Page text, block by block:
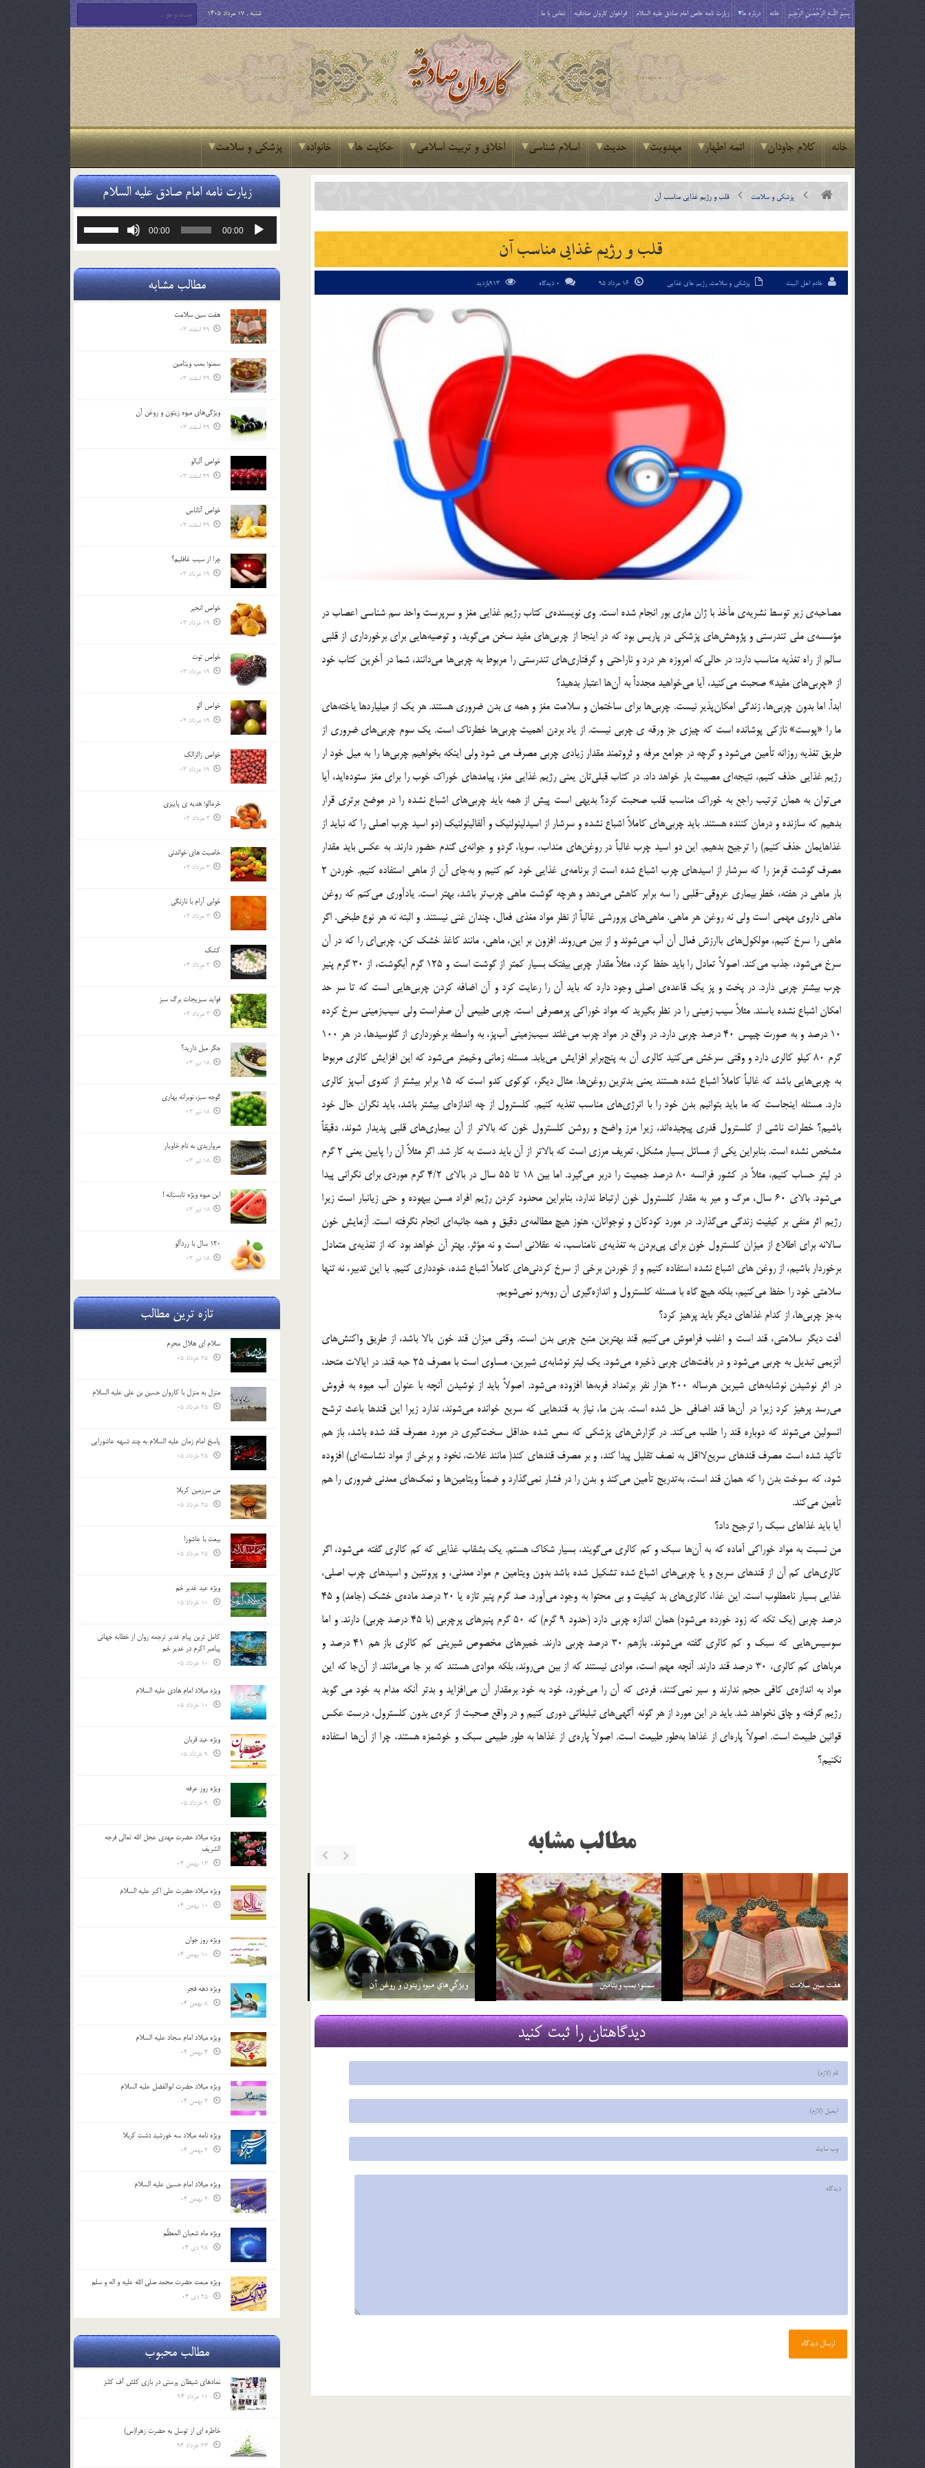
بِسْمِ اللَّـهِ الرَّحْمَـٰنِ الرَّحِيمِ خانه درباره ما زیارت نامه خاص امام صادق علیه السلام فراخوان کاروان صادقیه تماس با ما شنبه , 17 مرداد 1405
خانه کلام جاودان ائمه اطهار مهدویت حدیث اسلام شناسی اخلاق و تربیت اسلامی حکایت ها خانواده پزشکی و سلامت
پزشکی و سلامت قلب و رژیم غذایی مناسب آن
قلب و رژیم غذایی مناسب آن
خادم اهل البیت پزشکی و سلامت,رژیم های غذایی 0 دیدگاه
مصاحبه‌ی زیر توسط نشریه‌ی مأخذ با ژان ماری بور انجام شده است. وی نویسنده‌ی کتاب رژیم غذایی ‌مغز و سرپرست واحد سم شناسی اعصاب در
مؤسسه‌ی ملی تندرستی و پژوهش‌های پزشکی در پاریس بود که در اینجا از چربی‌های مفید سخن می‌گوید، و توصیه‌هایی برای برخورداری از قلبی
سالم از راه تغذیه مناسب دارد: در حالی‌که امروزه هر درد و ناراحتی و گرفتاری‌های تندرستی را مربوط به چربی‌ها می‌دانند، شما در آخرین کتاب خود
از «چربی‌های مفید» صحبت می‌کنید، آیا می‌خواهید مجدداً به آن‌ها اعتبار بدهید؟
ابداً. اما بدون چربی‌ها، زندگی امکان‌پذیر نیست. چربی‌ها برای ساختمان و سلامت مغز و همه ی بدن ضروری هستند. هر یک از میلیاردها یاخته‌های
ما را «پوست» نازکی پوشانده است که چیزی جز ورقه ی چربی نیست. از یاد بردن اهمیت چربی‌ها خطرناک است. یک سوم چربی‌های ضروری از
طریق تغذیه روزانه تأمین می‌شود و گرچه در جوامع مرفه و ثروتمند مقدار زیادی چربی مصرف می شود ولی اینکه بخواهیم چربی‌ها را به میل خود ار
رژیم غذایی حذف کنیم، نتیجه‌ای مصیبت بار خواهد داد. در کتاب قبلی‌تان یعنی رژیم غذایی مغز، پیامدهای خوراک خوب را برای مغز ستوده‌اید، آیا
می‌توان به همان ترتیب راجع به خوراک مناسب قلب صحبت کرد؟ بدیهی است پیش از همه باید چربی‌های اشباع نشده را در موضع برتری قرار
بدهیم که سازنده و درمان کننده هستند. باید چربی‌های کاملاً اشباع نشده و سرشار از اسید‌لینولنیک و آلفالینولنیک (دو اسید چرب اصلی را که نباید از
غذاهایمان حذف کنیم) را ترجیح بدهیم. این دو اسید چرب غالباً در روغن‌های منداب، سویا، گردو و جوانه‌ی گندم حضور دارند. به عکس باید مقدار
مصرف گوشت قرمز را که سرشار از اسیدهای چرب اشباع شده است از برنامه‌ی غذایی خود کم کنیم و به‌جای آن از ماهی استفاده کنیم. خوردن 2
بار ماهی در هفته، خطر بیماری عروقی-قلبی را سه برابر کاهش می‌دهد و هرچه گوشت ماهی چرب‌تر باشد، بهتر است. یادآوری می‌کنم که روغن
ماهی داروی مهمی است ولی نه روغن هر ماهی. ماهی‌های پرورشی غالباً از نظر مواد مغذی فعال، چندان غنی نیستند. و البته نه هر نوع طبخی. اگر
ماهی را سرخ کنیم، مولکول‌های باارزش فعال آن آب می‌شوند و از بین می‌روند. افزون بر این، ماهی، مانند کاغذ خشک کن، چربی‌ای را که در آن
سرخ می‌شود، جذب می‌کند. اصولاً تعادل را باید حفظ کرد، مثلاً مقدار چربی بیفتک بسیار کمتر از گوشت است و 125 گرم آبگوشت، از 30 گرم پنیر
چرب بیشتر چربی دارد. در پخت و پز یک قاعده‌ی اصلی وجود دارد که باید آن را رعایت کرد و آن اضافه کردن چربی‌هایی است که تا سر حد
امکان اشباع نشده باسند. مثلاً سیب زمینی را در نظر بگیرید که مواد خوراکی پرمصرفی است. چربی طبیعی آن صفراست ولی سیب‌زمینی سرخ کرده
10 درصد و به صورت چیپس 40 درصد چربی دارد. در واقع در مواد چرب می‌غلتد سیب‌زمینی آب‌پز، به واسطه برخورداری از گلوسیدها، در هر 100
گرم 80 کیلو کالری دارد و وقتی سرخش می‌کنید کالری آن به پنج‌برابر افزایش می‌یابد. مسئله زمانی وخیمتر می‌شود که این افزایش کالری مربوط
به چربی‌هایی باشد که غالباً کاملاً اشباع شده هستند یعنی بدترین روغن‌ها. مثال دیگر، کوکوی کدو است که 15 برابر بیشتر از کدوی آب‌پز کالری
دارد. مسئله اینجاست که ما باید بتوانیم بدن خود را با انرژی‌های مناسب تغذیه کنیم. کلسترول از چه اندازه‌ای بیشتر باشد، باید نگران حال خود
باشیم؟ خطرات ناشی از کلسترول قدری پیچیده‌اند، زیرا مرز واضح و روشن کلسترول خون که بالاتر از آن بیماری‌های قلبی پدیدار شوند، دقیقاً
مشخص نشده است. بنابراین یکی از مسائل بسیار مشکل، تعریف مرزی است که بالاتر از آن باید دست به کار شد. اگر مثلاً آن را پایین‌ یعنی 2 گرم
در لیتر حساب کنیم، مثلاً در کشور فرانسه 80 درصد جمعیت را دربر می‌گیرد. اما بین 18 تا 55 سال در بالای 4/2 گرم موردی برای نگرانی پیدا
می‌شود. بالای 60 سال، مرگ و میر به مقدار کلسترول خون ارتباط ندارد، بنابراین محدود کردن رژیم افراد مسن بیهوده و حتی زیانبار است زیرا
رژیم اثر منفی بر کیفیت زندگی می‌گذارد. در مورد کودکان و نوجوانان، هنوز هیچ مطالعه‌ی دقیق و همه جانبه‌ای انجام نگرفته است. آزمایش خون
سالانه برای اطلاع از میزان کلسترول خون برای پی‌بردن به تغذیه‌ی نامناسب، نه عقلانی است و نه مؤثر. بهتر آن خواهد بود که از تغذیه‌ی متعادل
برخوردار باشیم، از روغن های اشباع نشده استفاده کنیم و از خوردن برخی از سرخ کردنی‌های کاملاً اشباع شده، خودداری کنیم. با این تدبیر، نه تنها
سلامتی خود را حفظ می‌کنیم، بلکه هیچ گاه با مسئله کلسترول و اندازه‌گیری آن روبه‌رو نمی‌شویم.
به‌جز چربی‌ها، از کدام غذاهای دیگر باید پرهیز کرد؟
آفت دیگر سلامتی، قند است و اغلب فراموش می‌کنیم قند بهترین منبع چربی بدن است. وقتی میزان قند خون بالا باشد، از طریق واکنش‌های
آنزیمی تبدیل به چربی می‌شود و در بافت‌های چربی ذخیره می‌شود. یک لیتر نوشابه‌ی شیرین، مساوی است با مصرف 25 حبه قند. در ایالات متحد،
در اثر نوشیدن نوشابه‌های شیرین هرساله 200 هزار نفر برتعداد فربه‌ها افزوده می‌شود. اصولاً باید از نوشیدن آنچه با عنوان آب میوه به فروش
می‌رسد پرهیز کرد زیرا در آن‌ها قند اضافی حل شده است. بدن ما، نیاز به قندهایی که سریع خوانده می‌شوند، ندارد زیرا این قندها باعث ترشح
انسولین می‌شوند که دوباره قند را طلب می‌کند. در گزارش‌های پزشکی که سعی شده حداقل سخت‌گیری در مورد مصرف قند شده باشد، باز هم
تأکید شده است مصرف قندهای سریع‌لااقل به نصف تقلیل پیدا کند، و بر مصرف قندهای کند( مانند غلات، نخود و برخی از مواد نشاسته‌ای) افزوده
شود، که سوخت بدن را که همان قند است، به‌تدریج تأمین می‌کند و بدن را در فشار نمی‌گذارد و ضمناً ویتامین‌ها و نمک‌های معدنی ضروری را هم
تأمین می‌کند.
آیا باید غذاهای سبک را ترجیح داد؟
من نسبت به مواد خوراکی آماده که به آن‌ها سبک و کم کالری می‌گویند، بسیار شکاک هستم. یک بشقاب غذایی که کم کالری گفته می‌شود، اگر
کالری‌های کم آن از قندهای سریع و یا چربی‌های اشباع شده تشکیل شده باشد بدون ویتامین م مواد معدنی، و پروتئین و اسیدهای چرب اصلی،
غذایی بسیار نامطلوب است. این غذا، کالری‌های بد کیفیت و بی محتوا به وجود می‌آورد. صد گرم پنیر تازه یا 20 درصد ماده‌ی خشک (جامد) و 45
درصد چربی (یک تکه که زود خورده می‌شود) همان اندازه چربی دارد (حدود 9 گرم) که 50 گرم پنیرهای پرچربی (با 45 درصد چربی) دارند. و اما
سوسیس‌هایی که سبک و کم کالری گفته می‌شوند، باز‌هم 30 درصد چربی دارند. خمیرهای مخصوص شیرینی کم کالری باز هم 41 درصد و
مرباهای کم کالری، 30 درصد قند دارند. آنچه مهم است، موادی نیستند که از بین می‌روند، بلکه موادی هستند که بر جا می‌مانند. از آن‌جا که این
مواد به اندازه‌ی کافی حجم ندارند و سیر نمی‌کنند، فردی که آن را می‌خورد، خود به خود برمقدار آن می‌افزاید و بدتر آنکه مدام به خود می گوید
رژیم گرفته و چاق نخواهد شد. باید در این مورد از هر گونه آگهی‌های تبلیغاتی دوری کنیم و در واقع صحبت از کره‌ی بدون کلسترول، درست عکس
قوانین طبیعت است. اصولاً پاره‌ای از غذاها به‌طور طبیعت است. اصولاً پاره‌ی از غذاها به طور طبیعی سبک و خوشمزه هستند، چرا از آن‌ها استفاده
نکنیم؟
مطالب مشابه
هفت سين سلامت خواص آلبالو
29 اسفند 03
خواص آناناس
29 اسفند 03
چرا از سيب غافليم؟
19 مرداد 03
دیدگاهتان را ثبت کنید
زیارت نامه امام صادق علیه السلام
پخش‌کننده
00:00
00:00
یا
صدا
کلیدهای
مطالب مشابه
هفت سين سلامت
29 اسفند 03
سمنو؛ بمب ويتامين
29 اسفند 03
ويژگي‌هاي ميوه زيتون و روغن آن
29 اسفند 03
خواص آلبالو
29 اسفند 03
خواص آناناس
29 اسفند 03
چرا از سيب غافليم؟
19 مرداد 03
خواص انجير
19 مرداد 03
خواص توت
19 مرداد 03
خواص آلو
19 مرداد 03
خواص زالزالک
19 مرداد 03
خرمالو؛ هديه ي پاييزي
3 مرداد 03
خاصيت هاي خواندني
3 مرداد 03
خوابي آرام با نارنگي
3 مرداد 03
کشک
3 مرداد 03
فوايد سبزيجات برگ سبز
3 مرداد 03
جگر ميل داريد؟
18 تیر 03
گوجه سبز، نوبرانه بهاري
18 تیر 03
مرواريدي به نام خاويار
18 تیر 03
اين ميوه ويژه تابستانه !
18 تیر 03
120 سال با زردآلو
18 تیر 03
تازه ترین مطالب
سلام ای هلال محرم
منزل به منزل با کاروان حسین بن علی علیه السلام
پاسخ امام زمان علیه السلام به چند شبهه عاشورایی
من سرزمین کربلا
بیعت با عاشورا
ویژه عید غدیر خم
کامل ترین پیام غدیر ترجمه روان از خطابه جهانی
پیامبر اکرم در غدیر خم
ویژه میلاد امام هادی علیه السلام
ویژه عید قربان
ویژه روز عرفه
ویژه میلاد حضرت مهدی عجل الله تعالی فرجه
الشريف
ویژه میلاد حضرت علی اکبر علیه السلام
ویژه روز جوان
ویژه دهه فجر
ویژه میلاد امام سجاد علیه السلام
ویژه میلاد حضرت ابوالفضل علیه السلام
ویژه نامه میلاد سه خورشید دشت کربلا
ویژه میلاد امام حسین علیه السلام
ویژه ماه شعبان المعظّم
ویژه مبعث حضرت محمد صلی الله علیه و اله و سلم
مطالب محبوب
نمادهای شیطان پرستی در بازی کلش آف کلنز
خاطره ای از توسل به حضرت زهرا(س)